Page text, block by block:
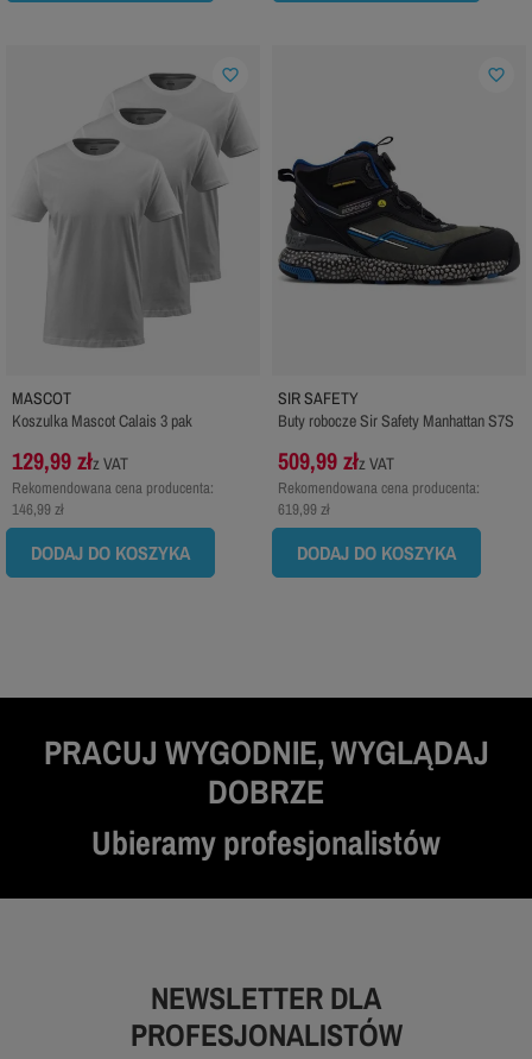
MASCOT
Koszulka Mascot Calais 3 pak
129,99 złz VAT
Rekomendowana cena producenta:
146,99 zł
DODAJ DO KOSZYKA
favorite_border
SIR SAFETY
Buty robocze Sir Safety Manhattan S7S
509,99 złz VAT
Rekomendowana cena producenta:
619,99 zł
DODAJ DO KOSZYKA
favorite_border
PRACUJ WYGODNIE, WYGLĄDAJ
DOBRZE
Ubieramy profesjonalistów
NEWSLETTER DLA
PROFESJONALISTÓW